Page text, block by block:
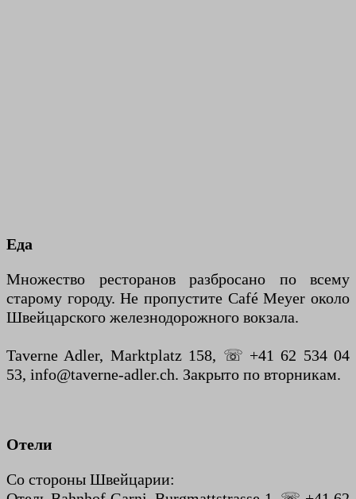
Еда
Множество ресторанов разбросано по всему
старому городу. Не пропустите Café Meyer около
Швейцарского железнодорожного вокзала.
Taverne Adler, Marktplatz 158, ☏ +41 62 534 04
53, info@taverne-adler.ch. Закрыто по вторникам.
Отели
Со стороны Швейцарии: